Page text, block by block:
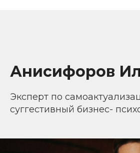
Анисифоров
Эксперт по
суггестивный бизнес-